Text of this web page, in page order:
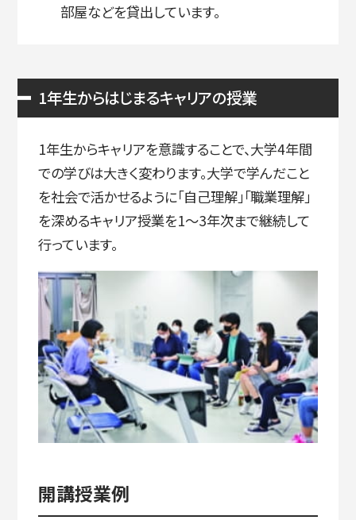
部屋などを貸出しています。
1年生からはじまるキャリアの授業
1年生からキャリアを意識することで、大学4年間
での学びは大きく変わります。大学で学んだこと
を社会で活かせるように「自己理解」「職業理解」
を深めるキャリア授業を1〜3年次まで継続して
行っています。
開講授業例